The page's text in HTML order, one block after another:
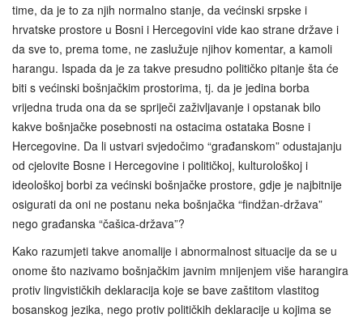
time, da je to za njih normalno stanje, da većinski srpske i
hrvatske prostore u Bosni i Hercegovini vide kao strane države i
da sve to, prema tome, ne zaslužuje njihov komentar, a kamoli
harangu. Ispada da je za takve presudno političko pitanje šta će
biti s većinski bošnjačkim prostorima, tj. da je jedina borba
vrijedna truda ona da se spriječi zaživljavanje i opstanak bilo
kakve bošnjačke posebnosti na ostacima ostataka Bosne i
Hercegovine. Da li ustvari svjedočimo “građanskom” odustajanju
od cjelovite Bosne i Hercegovine i političkoj, kulturološkoj i
ideološkoj borbi za većinski bošnjačke prostore, gdje je najbitnije
osigurati da oni ne postanu neka bošnjačka “findžan-država”
nego građanska “čašica-država”?
Kako razumjeti takve anomalije i abnormalnost situacije da se u
onome što nazivamo bošnjačkim javnim mnijenjem više harangira
protiv lingvističkih deklaracija koje se bave zaštitom vlastitog
bosanskog jezika, nego protiv političkih deklaracije u kojima se